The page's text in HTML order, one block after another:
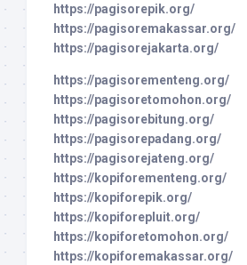
https://pagisorepik.org/
https://pagisoremakassar.org/
https://pagisorejakarta.org/
https://pagisorementeng.org/
https://pagisoretomohon.org/
https://pagisorebitung.org/
https://pagisorepadang.org/
https://pagisorejateng.org/
https://kopiforementeng.org/
https://kopiforepik.org/
https://kopiforepluit.org/
https://kopiforetomohon.org/
https://kopiforemakassar.org/